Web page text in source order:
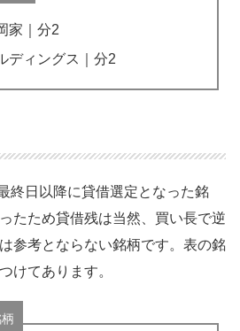
家｜分2
ディングス｜分2
終日以降に貸借選定となった銘
たため貸借残は当然、買い長で逆
参考とならない銘柄です。表の銘
けてあります。